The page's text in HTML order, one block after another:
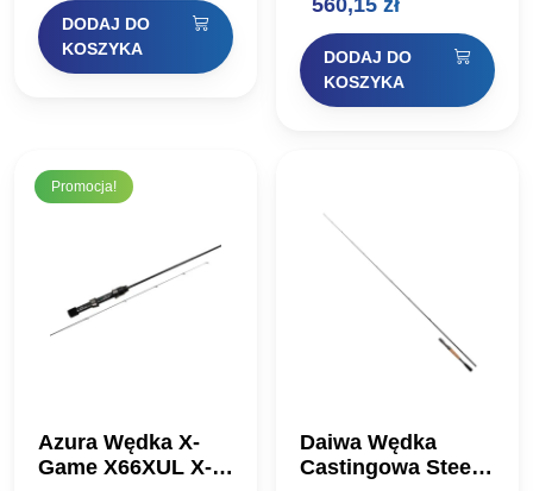
wędkarzach, których
warunki połowowe
wymagają jak
najszerszego…
DODAJ DO
KOSZYKA
2024 roku!
zrezygnować z…
cena
wynosiła:
659,00 zł.
cena
wynosi:
560,15 zł.
DODAJ DO
KOSZYKA
Promocja!
Azura Wędka X-
Game X66XUL X-
Daiwa Wędka
Castingowa Steez